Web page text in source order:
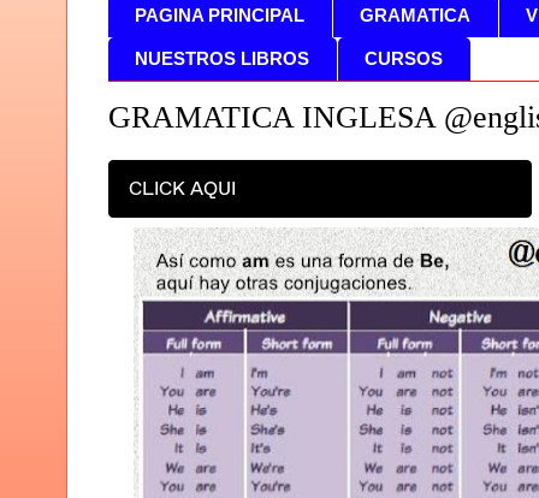
PAGINA PRINCIPAL GRAMATICA
NUESTROS LIBROS CURSOS
GRAMATICA INGLESA
CLICK AQUI